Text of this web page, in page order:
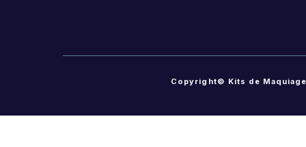
Copyright© Kits de